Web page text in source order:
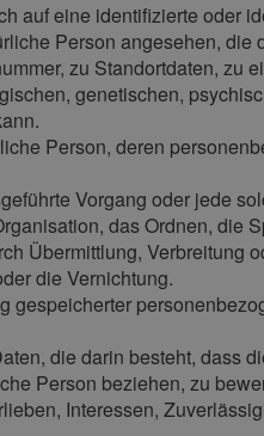
auf eine identifizierte oder
Person angesehen, die
zu Standortdaten, zu
genetischen,
Person, deren
Vorgang oder jede
das Ordnen, die
Übermittlung, Verbreitung
die Vernichtung.
gespeicherter
die darin besteht, dass
Person beziehen, zu
Interessen,